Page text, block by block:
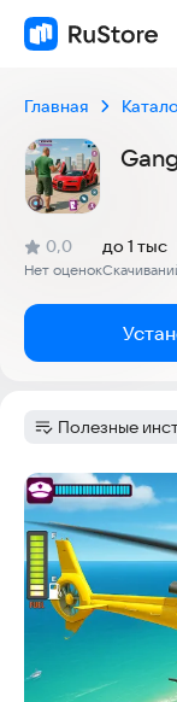
Главная
Рейтинг:
0,0
(
Нет оценок
) до 1 тыс
Категория:
Полезные